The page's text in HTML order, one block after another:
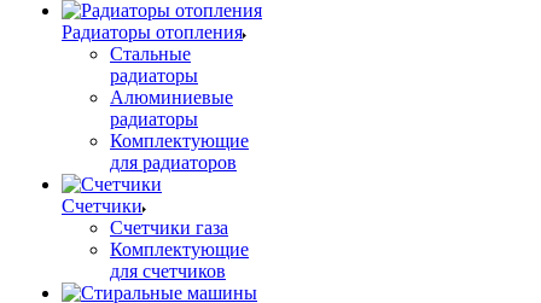
Радиаторы отопления
Стальные
радиаторы
Алюминиевые
радиаторы
Комплектующие
для радиаторов
Счетчики
Счетчики газа
Комплектующие
для счетчиков